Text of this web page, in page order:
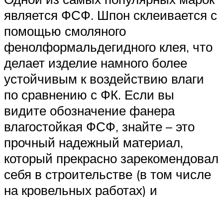
является ФСФ. Шпон склеивается с
помощью смоляного
фенолформальдегидного клея, что
делает изделие намного более
устойчивым к воздействию влаги
по сравнению с ФК. Если вы
видите обозначение фанера
влагостойкая ФСФ, знайте – это
прочный надежный материал,
который прекрасно зарекомендовал
себя в строительстве (в том числе
на кровельных работах) и